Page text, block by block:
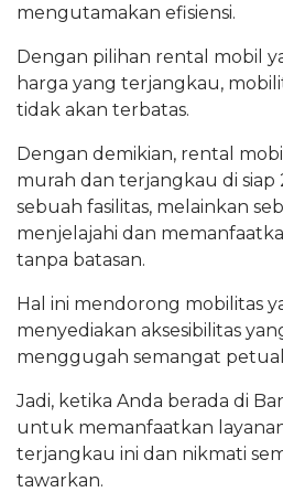
mengutamakan efisiensi.
Dengan pilihan rental mobil
harga yang terjangkau,
tidak akan terbatas.
Dengan demikian, rental
murah dan terjangkau di siap
sebuah fasilitas, melainkan
menjelajahi dan
tanpa batasan.
Hal ini mendorong mobilitas
menyediakan aksesibilitas
menggugah semangat
Jadi, ketika Anda berada di
untuk memanfaatkan
terjangkau ini dan nikmati
tawarkan.